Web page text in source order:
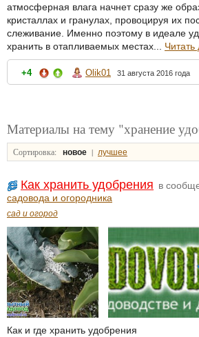
атмосферная влага начнет сразу же
кристаллах и гранулах, провоцируя их
слеживание. Именно поэтому в идеале
хранить в отапливаемых местах... Читать
+4 Olik01 31 августа 2016 года
Материалы на тему "хранение
Сортировка: новое | лучшее
Как хранить удобрения в
садовода и огородника
сад и огород
Как и где хранить удобрения